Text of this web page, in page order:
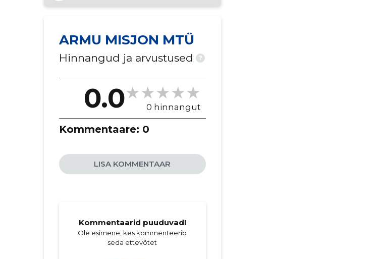
ARMU MISJON MTÜ
Hinnangud ja arvustused ?
0.0 0 hinnangut
Kommentaare: 0
LISA KOMMENTAAR
Kommentaarid puuduvad!
Ole esimene, kes kommenteerib
seda ettevõtet